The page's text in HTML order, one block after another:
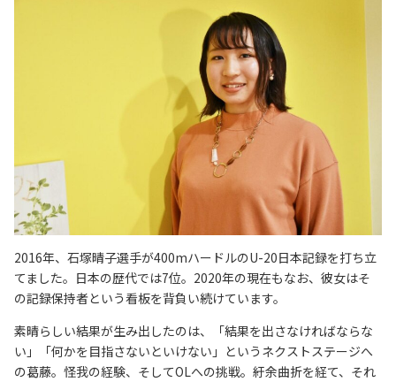
2016年、石塚晴子選手が400mハードルのU-20日本記録を打ち立
てました。日本の歴代では7位。2020年の現在もなお、彼女はそ
の記録保持者という看板を背負い続けています。
素晴らしい結果が生み出したのは、「結果を出さなければならな
い」「何かを目指さないといけない」というネクストステージへ
の葛藤。怪我の経験、そしてOLへの挑戦。紆余曲折を経て、それ